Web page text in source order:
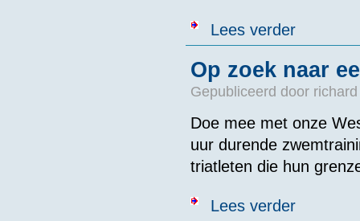
Lees verderover 10km
Op zoek naar
Gepubliceerd door
Doe mee met onze
uur durende
triatleten die hun
Lees verderover Op zoek